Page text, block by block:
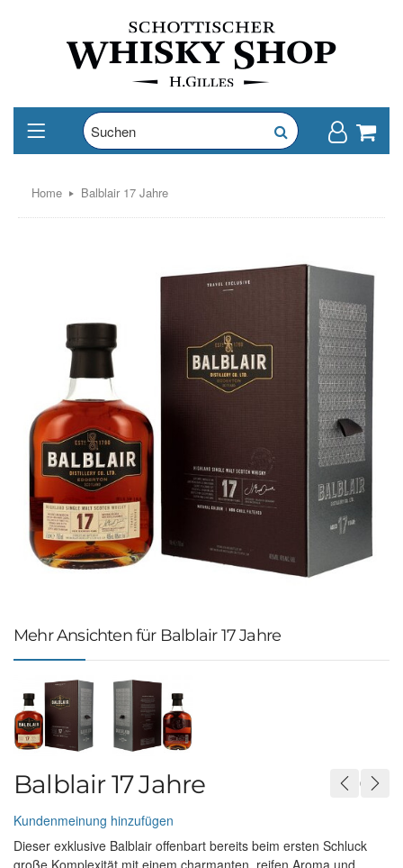
Home Balblair 17 Jahre
Mehr Ansichten für Balblair 17 Jahre
Balblair 17 Jahre
Kundenmeinung hinzufügen
Dieser exklusive Balblair offenbart bereits beim ersten Schluck
große Komplexität mit einem charmanten, reifen Aroma und